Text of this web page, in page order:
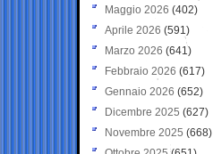
Maggio 2026 (402)
Aprile 2026 (591)
Marzo 2026 (641)
Febbraio 2026 (617)
Gennaio 2026 (652)
Dicembre 2025 (627)
Novembre 2025 (668)